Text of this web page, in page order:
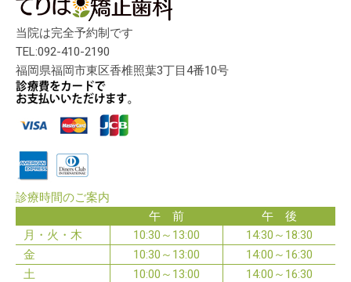
当院は完全予約制です
TEL:092-410-2190
福岡県福岡市東区香椎照葉3丁目4番10号
診療時間のご案内
午 前
午 後
月・火・木
10:30～13:00
14:30～18:30
金
10:30～13:00
14:00～16:30
土
10:00～13:00
14:00～16:30